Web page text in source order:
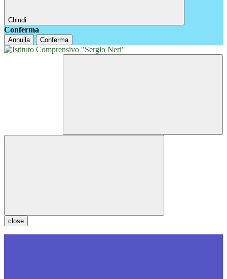
Chiudi
Conferma
Annulla Conferma
close